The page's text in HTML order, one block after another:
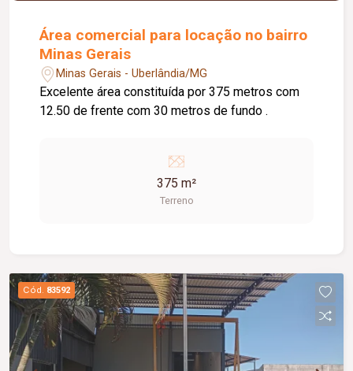
Área comercial para locação no bairro
Minas Gerais
Minas Gerais - Uberlândia/MG
Excelente área constituída por 375 metros com
12.50 de frente com 30 metros de fundo .
375 m²
Terreno
Cód. 83592